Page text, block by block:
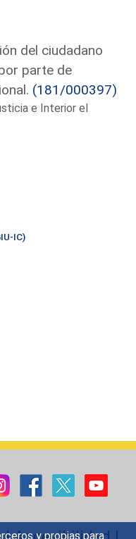
y propias para
del ciudadano
parte de
(181/000397)
e Interior el
IC)